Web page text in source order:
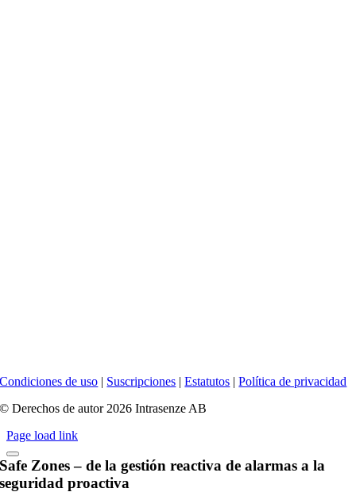
Condiciones de uso | Suscripciones |Estatutos |Política de privacidad
© Derechos de autor 2026 Intrasenze AB
Page load link
Safe Zones – de la gestión reactiva de alarmas a la
seguridad proactiva